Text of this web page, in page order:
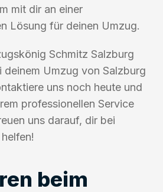
mit dir an einer
Lösung für deinen Umzug.
Schmitz Salzburg
deinem Umzug von Salzburg
uns noch heute und
professionellen Service
uns darauf, dir bei
beim